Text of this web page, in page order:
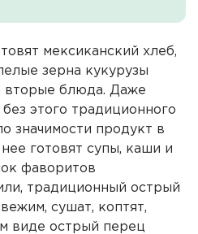
мексиканский хлеб,
зерна кукурузы
вторые блюда. Даже
этого традиционного
значимости продукт в
готовят супы, каши и
фаворитов
традиционный острый
сушат, коптят,
виде острый перец